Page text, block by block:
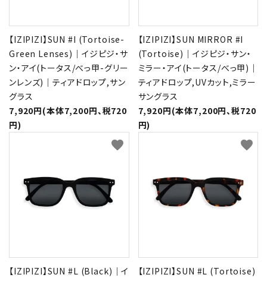
【IZIPIZI】SUN #I (Tortoise-
Green Lenses)｜イジピジ・サ
ン・アイ(トータス/べっ甲-グリー
ンレンズ)｜ティアドロップ,サン
グラス
7,920円(本体7,200円、税720
円)
【IZIPIZI】SUN MIRROR #I
(Tortoise)｜イジピジ・サン・
ミラー・アイ(トータス/べっ甲)｜
ティアドロップ,UVカット,ミラー
サングラス
7,920円(本体7,200円、税720
円)
【IZIPIZI】SUN #L (Black)｜イ
favorite
【IZIPIZI】SUN #L (Tortoise)
favorite